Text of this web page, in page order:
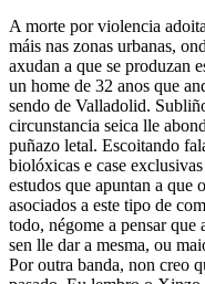
A morte por violencia
máis nas zonas urbanas,
axudan a que se produzan
un home de 32 anos que
sendo de Valladolid.
circunstancia seica lle
puñazo letal. Escoitando
biolóxicas e case
estudos que apuntan a que
asociados a este tipo de
todo, négome a pensar
sen lle dar a mesma, ou
Por outra banda, non creo